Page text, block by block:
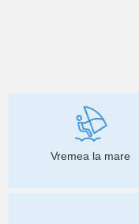
Vremea la mare